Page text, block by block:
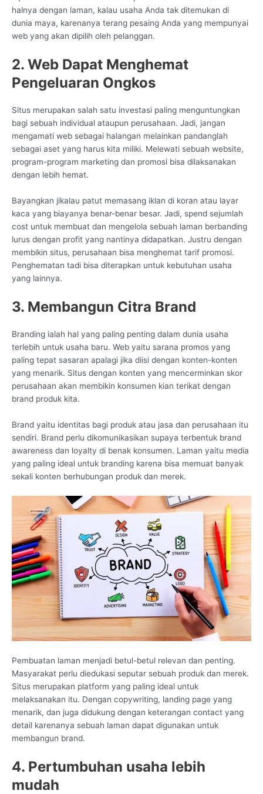
halnya dengan laman, kalau usaha Anda tak ditemukan di
dunia maya, karenanya terang pesaing Anda yang mempunyai
web yang akan dipilih oleh pelanggan.
2. Web Dapat Menghemat
Pengeluaran Ongkos
Situs merupakan salah satu investasi paling menguntungkan
bagi sebuah individual ataupun perusahaan. Jadi, jangan
mengamati web sebagai halangan melainkan pandanglah
sebagai aset yang harus kita miliki. Melewati sebuah website,
program-program marketing dan promosi bisa dilaksanakan
dengan lebih hemat.
Bayangkan jikalau patut memasang iklan di koran atau layar
kaca yang biayanya benar-benar besar. Jadi, spend sejumlah
cost untuk membuat dan mengelola sebuah laman berbanding
lurus dengan profit yang nantinya didapatkan. Justru dengan
membikin situs, perusahaan bisa menghemat tarif promosi.
Penghematan tadi bisa diterapkan untuk kebutuhan usaha
yang lainnya.
3. Membangun Citra Brand
Branding ialah hal yang paling penting dalam dunia usaha
terlebih untuk usaha baru. Web yaitu sarana promos yang
paling tepat sasaran apalagi jika diisi dengan konten-konten
yang menarik. Situs dengan konten yang mencerminkan skor
perusahaan akan membikin konsumen kian terikat dengan
brand produk kita.
Brand yaitu identitas bagi produk atau jasa dan perusahaan itu
sendiri. Brand perlu dikomunikasikan supaya terbentuk brand
awareness dan loyalty di benak konsumen. Laman yaitu media
yang paling ideal untuk branding karena bisa memuat banyak
sekali konten berhubungan produk dan merek.
Pembuatan laman menjadi betul-betul relevan dan penting.
Masyarakat perlu diedukasi seputar sebuah produk dan merek.
Situs merupakan platform yang paling ideal untuk
melaksanakan itu. Dengan copywriting, landing page yang
menarik, dan juga didukung dengan keterangan contact yang
detail karenanya sebuah laman dapat digunakan untuk
membangun brand.
4. Pertumbuhan usaha lebih
mudah